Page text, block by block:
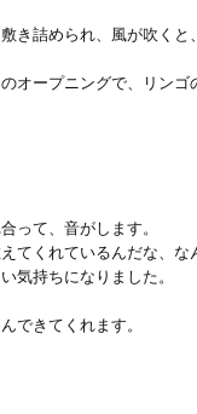
き詰められ、風が吹くと
オープニングで、リン
って、音がします。
てくれているんだな、な
気持ちになりました。
できてくれます。